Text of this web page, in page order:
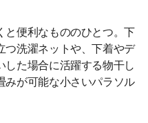
便利なもののひとつ。下
つ洗濯ネットや、下着やデ
した場合に活躍する物干し
みが可能な小さいパラソル